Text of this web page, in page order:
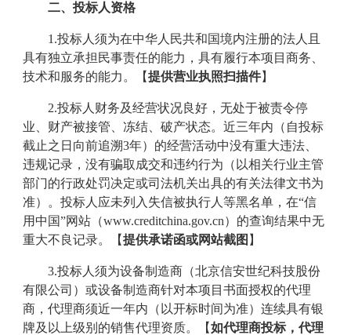
二、 投标人资格
1.投标人须为在中华人民共和国境内注册的法人且
具有独立承担民事责任的能力，具有履行本项目商务、
技术和服务的能力。
【提供营业执照扫描件】
2.投标人财务及经营状况良好，无处于被责令停
业、财产被接管、冻结、破产状态。近三年内（自投标
截止之日向前追溯3年）的经营活动中没有重大违法、
违规记录，没有骗取成交和违约行为（以相关行业主管
部门的行政处罚决定或司法机关出具的有关法律文书为
准）。投标人应未列入失信被执行人等黑名单，在“信
用中国”网站（www.creditchina.gov.cn）的查询结果中无
重大不良记录。
【提供承诺函或网站截图 】
3.投标人须为设备制造商（北京信安世纪科技股份
有限公司）或设备制造商针对本项目书面授权的代理
商，代理商须近一年内（以开标时间为准）连续具有银
牌及以上级别的销售代理资质。
【如代理商投标，代理